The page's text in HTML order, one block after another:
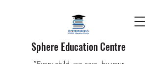
Sphere Education Centre